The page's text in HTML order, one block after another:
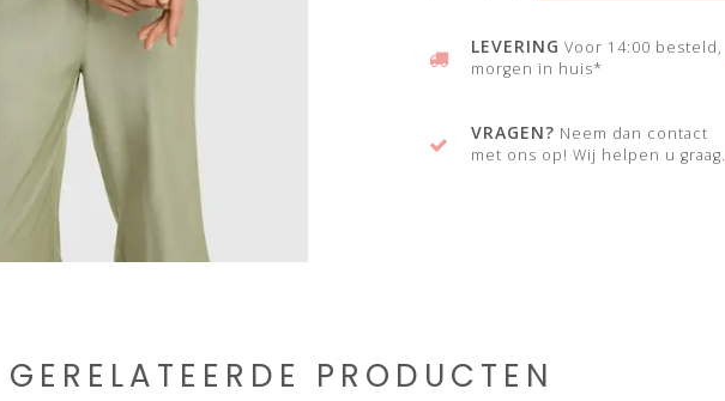
LEVERING Voor 14:00 besteld,
morgen in huis*
VRAGEN? Neem dan contact
met ons op! Wij helpen u graag.
GERELATEERDE PRODUCTEN